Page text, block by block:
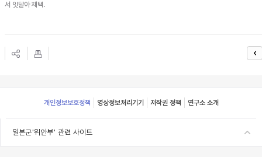
서 잇달아 채택.
Footer
개인정보보호정책 영상정보처리기기 저작권 정책 연구소 소개
일본군'위안부' 관련 사이트